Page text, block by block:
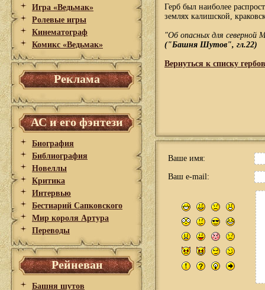
Игра «Ведьмак»
Ролевые игры
Кинематограф
Комикс «Ведьмак»
Реклама
АС и его фэнтези
Биография
Библиография
Новеллы
Критика
Интервью
Бестиарий Сапковского
Мир короля Артура
Переводы
Рейневан
Башня шутов
Герб был наиболее
землях калишской,
"Об опасных для северной
("Башня Шутов", гл.22)
Вернуться к списку гербов
Ваше имя:
Ваш e-mail: